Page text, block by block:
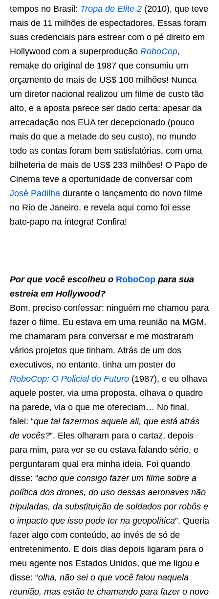
tempos no Brasil: Tropa de Elite 2 (2010), que teve
mais de 11 milhões de espectadores. Essas foram
suas credenciais para estrear com o pé direito em
Hollywood com a superprodução RoboCop,
remake do original de 1987 que consumiu um
orçamento de mais de US$ 100 milhões! Nunca
um diretor nacional realizou um filme de custo tão
alto, e a aposta parece ser dado certa: apesar da
arrecadação nos EUA ter decepcionado (pouco
mais do que a metade do seu custo), no mundo
todo as contas foram bem satisfatórias, com uma
bilheteria de mais de US$ 233 milhões! O Papo de
Cinema teve a oportunidade de conversar com
José Padilha durante o lançamento do novo filme
no Rio de Janeiro, e revela aqui como foi esse
bate-papo na íntegra! Confira!
Por que você escolheu o RoboCop para sua
estreia em Hollywood?
Bom, preciso confessar: ninguém me chamou para
fazer o filme. Eu estava em uma reunião na MGM,
me chamaram para conversar e me mostraram
vários projetos que tinham. Atrás de um dos
executivos, no entanto, tinha um poster do
RoboCop: O Policial do Futuro (1987), e eu olhava
aquele poster, via uma proposta, olhava o quadro
na parede, via o que me ofereciam… No final,
falei: “que tal fazermos aquele ali, que está atrás
de vocês?”. Eles olharam para o cartaz, depois
para mim, para ver se eu estava falando sério, e
perguntaram qual era minha ideia. Foi quando
disse: “acho que consigo fazer um filme sobre a
política dos drones, do uso dessas aeronaves não
tripuladas, da substituição de soldados por robôs e
o impacto que isso pode ter na geopolítica”. Queria
fazer algo com conteúdo, ao invés de só de
entretenimento. E dois dias depois ligaram para o
meu agente nos Estados Unidos, que me ligou e
disse: “olha, não sei o que você falou naquela
reunião, mas estão te chamando para fazer o novo